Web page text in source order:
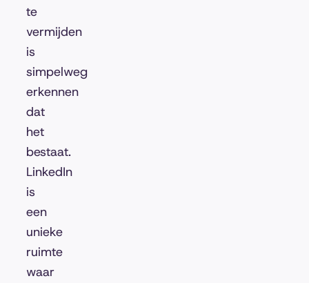
te
vermijden
is
simpelweg
erkennen
dat
het
bestaat.
LinkedIn
is
een
unieke
ruimte
waar